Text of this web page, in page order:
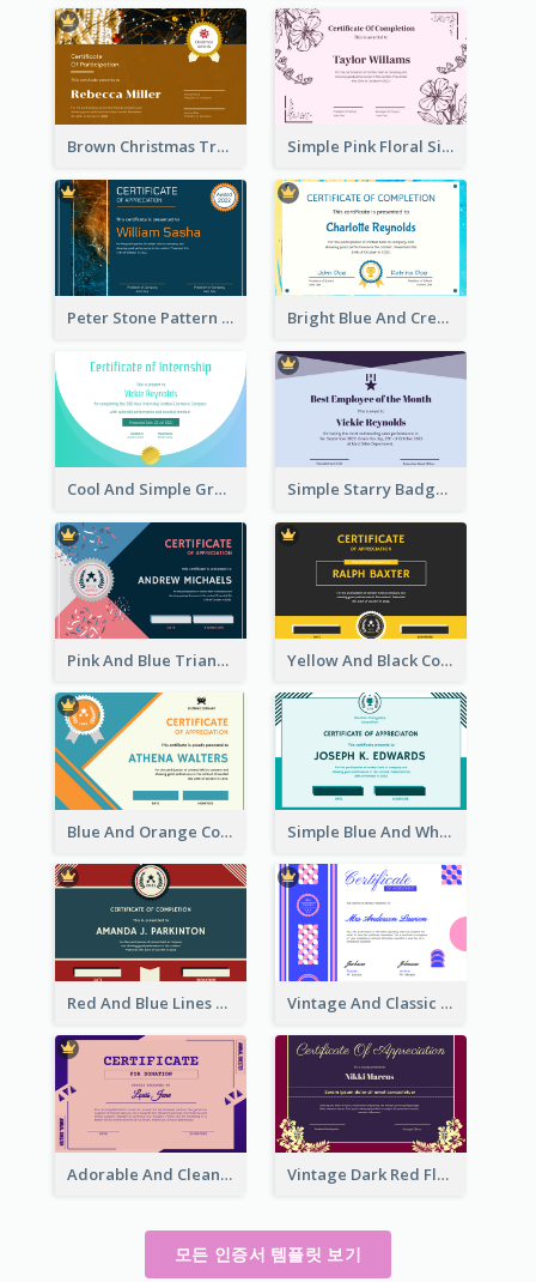
Brown Christmas Tree Decoration Certificate Simple Pink Floral Silhouette Certificate
Peter Stone Pattern Stylish Certificate Of Appreciation Bright Blue And Cream Color Certificate Of Completion
Cool And Simple Gradient Refreshing Certificate Design Simple Starry Badge Modern Certificate Design
Pink And Blue Triangles Confetti Celebration Certificate Yellow And Black Contrast Simple Certificate
Blue And Orange Company Triangles With Badge Certificate Simple Blue And White Rectangle Certificate
Red And Blue Lines And Badge Completion Certificate Vintage And Classic Vibrant Certificate Design Ideas
Adorable And Clean Certificate Design Ideas Vintage Dark Red Floral Certificate Design For Appreciation
모든 인증서 템플릿 보기